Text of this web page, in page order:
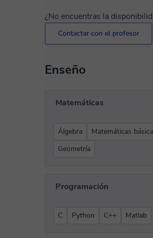
¿No encuentras la
Contactar con el profesor
Enseño
Matemáticas
Álgebra Matemáticas
Geometría
Programación
C Python C++ Matlab